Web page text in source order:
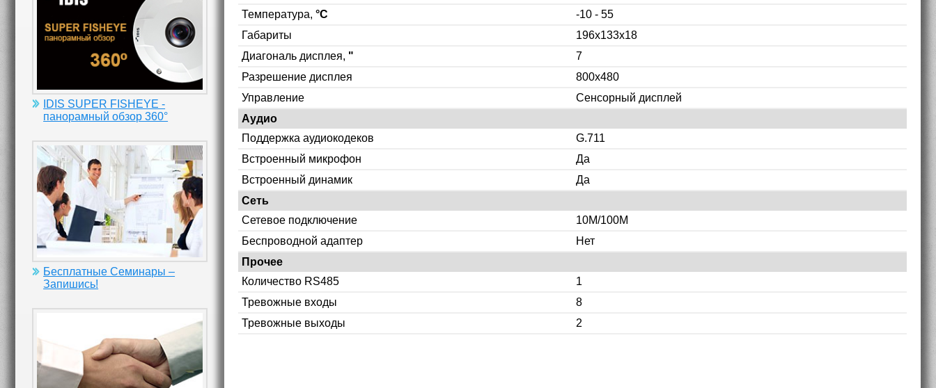
IDIS SUPER FISHEYE -
панорамный обзор 360°
Бесплатные Семинары –
Запишись!
Температура, °C
-10 - 55
Габариты
196x133x18
Диагональ дисплея, "
7
Разрешение дисплея
800x480
Управление
Сенсорный дисплей
Аудио
Поддержка аудиокодеков
G.711
Встроенный микрофон
Да
Встроенный динамик
Да
Сеть
Сетевое подключение
10M/100M
Беспроводной адаптер
Нет
Прочее
Количество RS485
1
Тревожные входы
8
Тревожные выходы
2